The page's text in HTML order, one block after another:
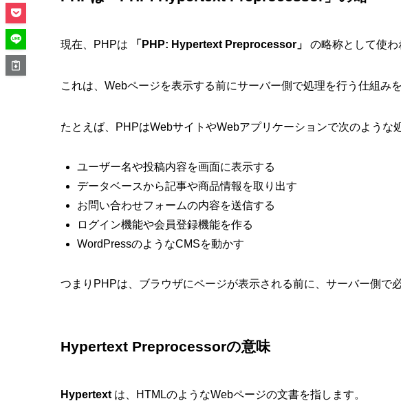
現在、PHPは 「PHP: Hypertext Preprocessor」 の略称として使わ
これは、Webページを表示する前にサーバー側で処理を行う仕組み
たとえば、PHPはWebサイトやWebアプリケーションで次のような
ユーザー名や投稿内容を画面に表示する
データベースから記事や商品情報を取り出す
お問い合わせフォームの内容を送信する
ログイン機能や会員登録機能を作る
WordPressのようなCMSを動かす
つまりPHPは、ブラウザにページが表示される前に、サーバー側で
Hypertext Preprocessorの意味
Hypertext は、HTMLのようなWebページの文書を指します。